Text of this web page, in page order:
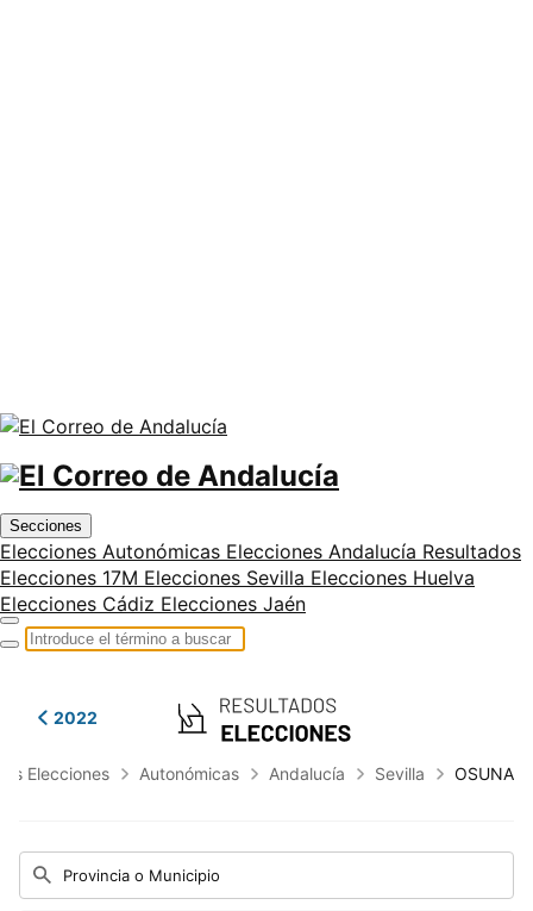
Secciones
Elecciones Autonómicas Elecciones Andalucía Resultados
Elecciones 17M Elecciones Sevilla Elecciones Huelva
Elecciones Cádiz Elecciones Jaén
2022
Elecciones Autonómicas Andalucía Sevilla OSUNA
Provincia o Municipio